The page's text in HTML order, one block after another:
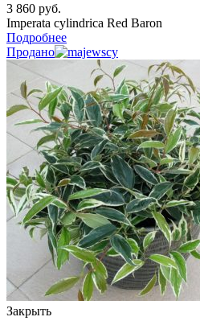
3 860 руб.
Imperata cylindrica Red Baron
Подробнее
Продано
Закрыть